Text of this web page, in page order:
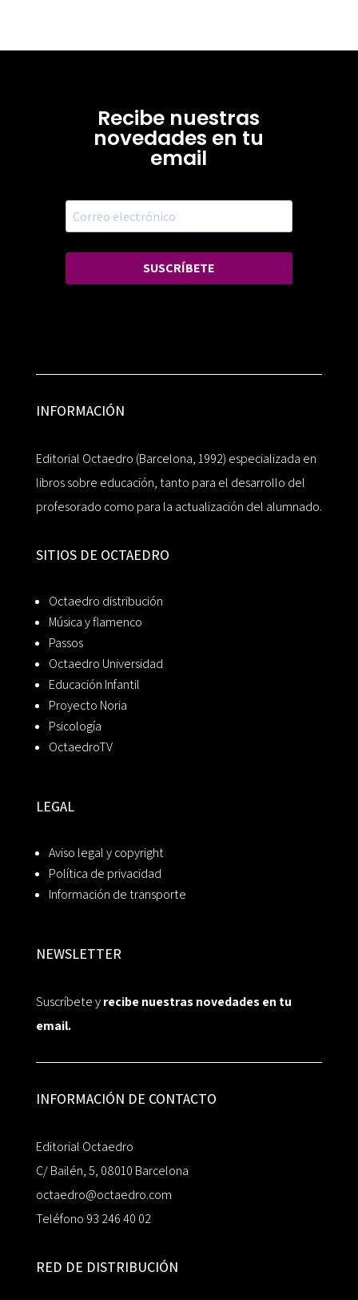
Recibe nuestras
novedades en tu
email
SUSCRÍBETE
INFORMACIÓN
Editorial Octaedro (Barcelona, 1992) especializada en
libros sobre educación, tanto para el desarrollo del
profesorado como para la actualización del alumnado.
SITIOS DE OCTAEDRO
Octaedro distribución
Música y flamenco
Passos
Octaedro Universidad
Educación Infantil
Proyecto Noria
Psicología
OctaedroTV
LEGAL
Aviso legal y copyright
Política de privacidad
Información de transporte
NEWSLETTER
Suscríbete yrecibe nuestras novedades en tu
email.
INFORMACIÓN DE CONTACTO
Editorial Octaedro
C/ Bailén, 5, 08010 Barcelona
octaedro@octaedro.com
Teléfono 93 246 40 02
RED DE DISTRIBUCIÓN